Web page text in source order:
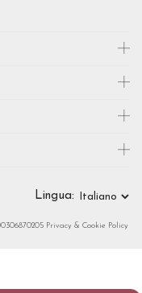
Privacy & Cookie Policy
Lingua: